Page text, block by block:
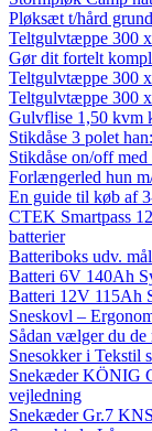
Pløksæt t/hård
Teltgulvtæppe 300
Gør dit fortelt
Teltgulvtæppe 300
Teltgulvtæppe 300
Gulvflise 1,50 kvm
Stikdåse 3 polet
Stikdåse on/off
Forlængerled hun
En guide til køb af
CTEK Smartpass
batterier
Batteriboks udv.
Batteri 6V 140Ah
Batteri 12V 115Ah
Sneskovl –
Sådan vælger du
Snesokker i Tekstil
Snekæder KÖNIG
vejledning
Snekæder Gr.7